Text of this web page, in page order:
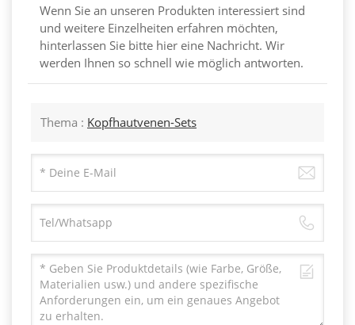
Wenn Sie an unseren Produkten interessiert sind
und weitere Einzelheiten erfahren möchten,
hinterlassen Sie bitte hier eine Nachricht. Wir
werden Ihnen so schnell wie möglich antworten.
Thema : Kopfhautvenen-Sets